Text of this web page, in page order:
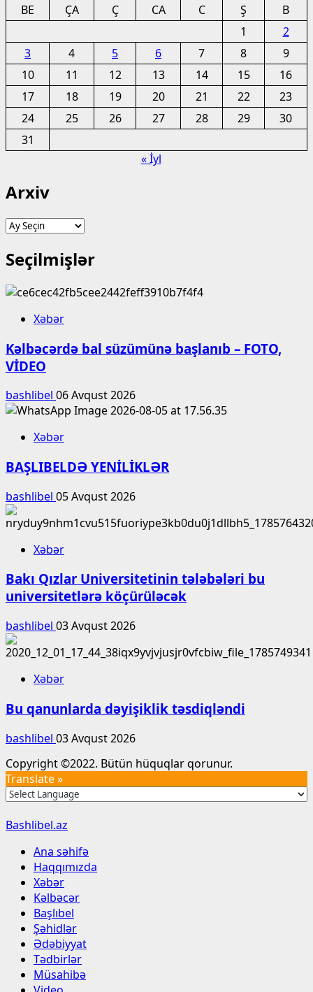
BE
ÇA Ç CA C Ş
B
1
2
3
4 5 6 7 8
9
10
11 12 13 14 15
16
17
18 19 20 21 22
23
24
25 26 27 28 29
30
31
« İyl
Arxiv
Arxiv
Seçilmişlər
Xəbər
Kəlbəcərdə bal süzümünə başlanıb – FOTO,
VİDEO
bashlibel 06 Avqust 2026
Xəbər
BAŞLIBELDƏ YENİLİKLƏR
bashlibel 05 Avqust 2026
Xəbər
Bakı Qızlar Universitetinin tələbələri bu
universitetlərə köçürüləcək
bashlibel 03 Avqust 2026
Xəbər
Bu qanunlarda dəyişiklik təsdiqləndi
bashlibel 03 Avqust 2026
Copyright ©2022. Bütün hüquqlar qorunur.
Translate »
Bashlibel.az
Ana səhifə
Haqqımızda
Xəbər
Kəlbəcər
Başlıbel
Şəhidlər
Ədəbiyyat
Tədbirlər
Müsahibə